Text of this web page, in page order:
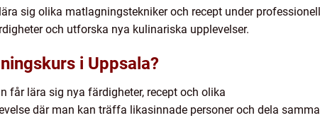
sig olika matlagningstekniker och recept under professionell
och utforska nya kulinariska upplevelser.
i Uppsala?
får lära sig nya färdigheter, recept och olika
där man kan träffa likasinnade personer och dela samma